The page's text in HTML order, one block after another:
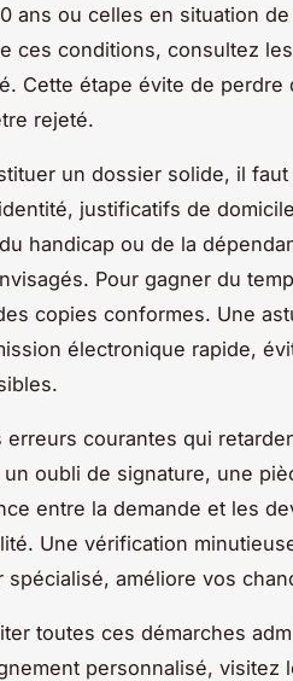
ans ou celles en situation
ces conditions, consultez
Cette étape évite de
rejeté.
un dossier solide, il
justificatifs de
handicap ou de la
Pour gagner du
copies conformes. Une
électronique rapide,
erreurs courantes qui
oubli de signature, une
entre la demande et les
Une vérification
spécialisé, améliore vos
toutes ces démarches
personnalisé,